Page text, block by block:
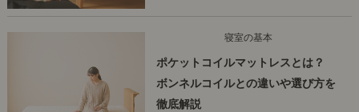
寝室の基本
ポケットコイルマットレスとは？
ボンネルコイルとの違いや選び方を
徹底解説